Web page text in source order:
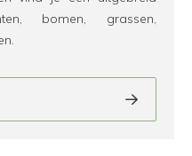
bomen, grassen,